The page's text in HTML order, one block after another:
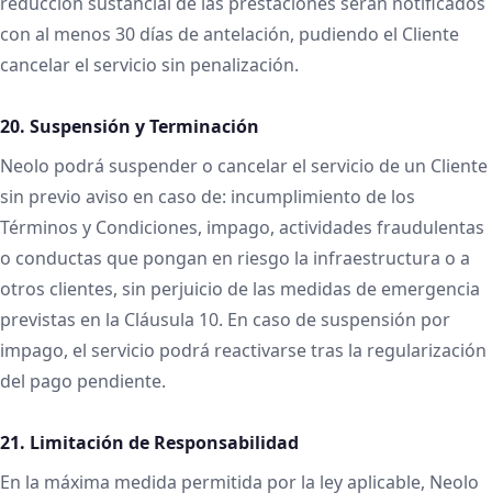
con al menos 30 días de antelación, pudiendo el Cliente
cancelar el servicio sin penalización.
20. Suspensión y Terminación
Neolo podrá suspender o cancelar el servicio de un Cliente
sin previo aviso en caso de: incumplimiento de los
Términos y Condiciones, impago, actividades fraudulentas
o conductas que pongan en riesgo la infraestructura o a
otros clientes, sin perjuicio de las medidas de emergencia
previstas en la Cláusula 10. En caso de suspensión por
impago, el servicio podrá reactivarse tras la regularización
del pago pendiente.
21. Limitación de Responsabilidad
En la máxima medida permitida por la ley aplicable, Neolo